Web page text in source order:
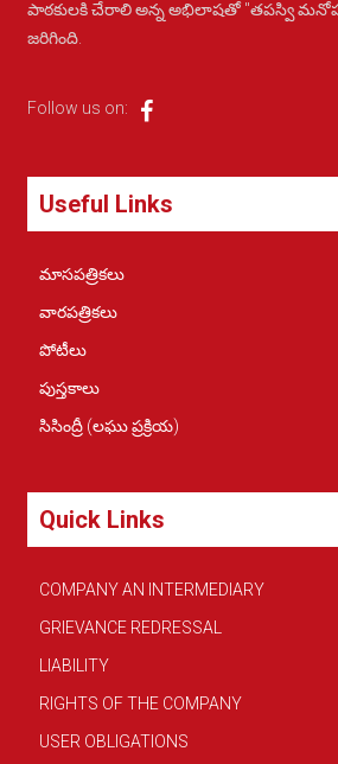
పాఠకులకి చేరాలి అన్న అభిలాషతో "తపస్వి
జరిగింది.
Follow us on:
Useful Links
మాసపత్రికలు
వారపత్రికలు
పోటీలు
పుస్తకాలు
సిసింద్రీ (లఘు ప్రక్రియ)
Quick Links
COMPANY AN INTERMEDIARY
GRIEVANCE REDRESSAL
LIABILITY
RIGHTS OF THE COMPANY
USER OBLIGATIONS